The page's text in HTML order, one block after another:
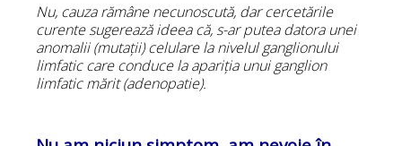
Nu, cauza rămâne necunoscută, dar cercetările
curente sugerează ideea că, s-ar putea datora unei
anomalii (mutații) celulare la nivelul ganglionului
limfatic care conduce la apariția unui ganglion
limfatic mărit (adenopatie).